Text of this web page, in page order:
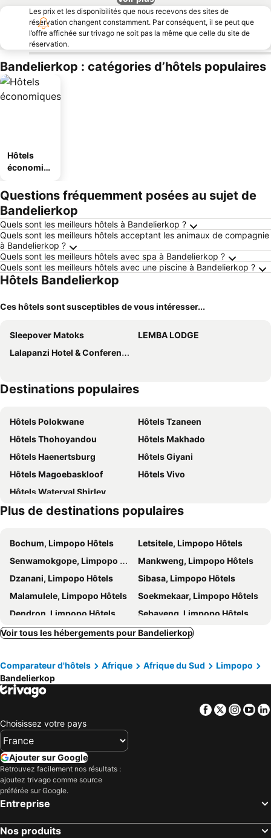
Les prix et les disponibilités que nous recevons des sites de
réservation changent constamment. Par conséquent, il se peut que
l’offre affichée sur trivago ne soit pas la même que celle du site de
réservation.
Bandelierkop : catégories d’hôtels populaires
Hôtels
économiq
Questions fréquemment posées au sujet de
Bandelierkop
Quels sont les meilleurs hôtels à Bandelierkop ?
Quels sont les meilleurs hôtels acceptant les animaux de compagnie
à Bandelierkop ?
Quels sont les meilleurs hôtels avec spa à Bandelierkop ?
Quels sont les meilleurs hôtels avec une piscine à Bandelierkop ?
Hôtels Bandelierkop
Ces hôtels sont susceptibles de vous intéresser...
Sleepover Matoks
LEMBA LODGE
Lalapanzi Hotel & Conference Centre
Destinations populaires
Hôtels Polokwane
Hôtels Tzaneen
Hôtels Thohoyandou
Hôtels Makhado
Hôtels Haenertsburg
Hôtels Giyani
Hôtels Magoebaskloof
Hôtels Vivo
Hôtels Waterval Shirley
Plus de destinations populaires
Bochum, Limpopo Hôtels
Letsitele, Limpopo Hôtels
Senwamokgope, Limpopo Hôtels
Mankweng, Limpopo Hôtels
Dzanani, Limpopo Hôtels
Sibasa, Limpopo Hôtels
Malamulele, Limpopo Hôtels
Soekmekaar, Limpopo Hôtels
Dendron, Limpopo Hôtels
Sebayeng, Limpopo Hôtels
Modjadjiskloof, Limpopo Hôtels
Mankweng, Limpopo Hôtels
Tzaneen, Limpopo Hôtels
Mokopane, Limpopo Hôtels
Makhado, Limpopo Hôtels
Haenertsburg, Limpopo Hôtels
Lebowakgomo, Limpopo Hôtels
Alldays, Limpopo Hôtels
Vivo, Limpopo Hôtels
Durban, KwaZulu-Natal Hôtels
Port Elizabeth, Ostkap Hôtels
Ballito, KwaZulu-Natal Hôtels
Hermanus, Cap-Occidental Hôtels
Voir tous les hébergements pour Bandelierkop
Comparateur d'hôtels Afrique Afrique du Sud
Limpopo
Bandelierkop
Facebook
Twitter
Choisissez votre pays
Ajouter sur Google
Retrouvez facilement nos résultats :
ajoutez trivago comme source
préférée sur Google.
Entreprise
Nos produits